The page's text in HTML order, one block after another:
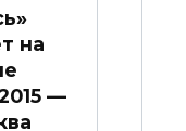
на
—